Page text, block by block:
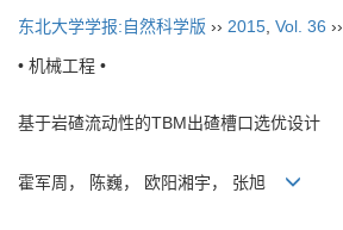
东北大学学报:自然科学版 ›› 2015 Vol. 36 ››
• 机械工程 •
基于岩碴流动性的TBM出碴槽口选优设计
霍军周， 陈巍， 欧阳湘宇， 张旭